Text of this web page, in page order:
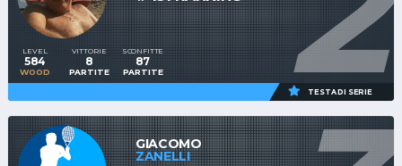
LEVEL
584
WOOD
VITTORIE
8
PARTITE
SCONFITTE
87
PARTITE
TESTA DI SERIE
GIACOMO
ZANELLI